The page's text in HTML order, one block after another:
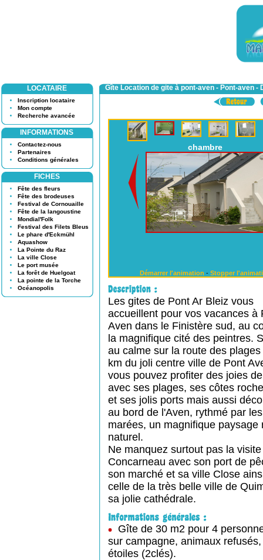
LOCATAIRE
Inscription locataire
Mon compte
Recherche avancée
INFORMATIONS
Contactez-nous
Partenaires
Conditions générales
FICHES
Fête des fleurs
Fête des brodeuses
Festival de Cornouaille
Fête de la langoustine
Mondial'Folk
Festival des Filets Bleus
Le phare d'Eckmühl
Aquashow
La Pointe du Raz
La ville Close
Le port musée
La forêt de Huelgoat
La pointe de la Torche
Océanopolis
Gîte Location de gite à pont-aven - Pont-aven -
chambre
Démarrer l'animation - Stopper
Les gites de Pont Ar Bleiz vous
accueillent pour vos vacances à
Aven dans le Finistère sud, au
la magnifique cité des peintres.
au calme sur la route des
km du joli centre ville de Pont
vous pouvez profiter des joies
avec ses plages, ses côtes
et ses jolis ports mais aussi
au bord de l'Aven, rythmé par les
marées, un magnifique paysage
naturel.
Ne manquez surtout pas la
Concarneau avec son port de
son marché et sa ville Close
celle de la très belle ville de
sa jolie cathédrale.
Gîte de 30 m2 pour 4
sur campagne, animaux
étoiles (2clés).